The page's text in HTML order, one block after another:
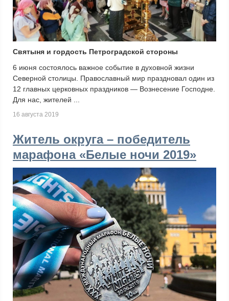
Святыня и гордость Петроградской стороны
6 июня состоялось важное событие в духовной жизни
Северной столицы. Православный мир праздновал один из
12 главных церковных праздников — Вознесение Господне.
Для нас, жителей ...
16 августа 2019
Житель округа – победитель
марафона «Белые ночи 2019»